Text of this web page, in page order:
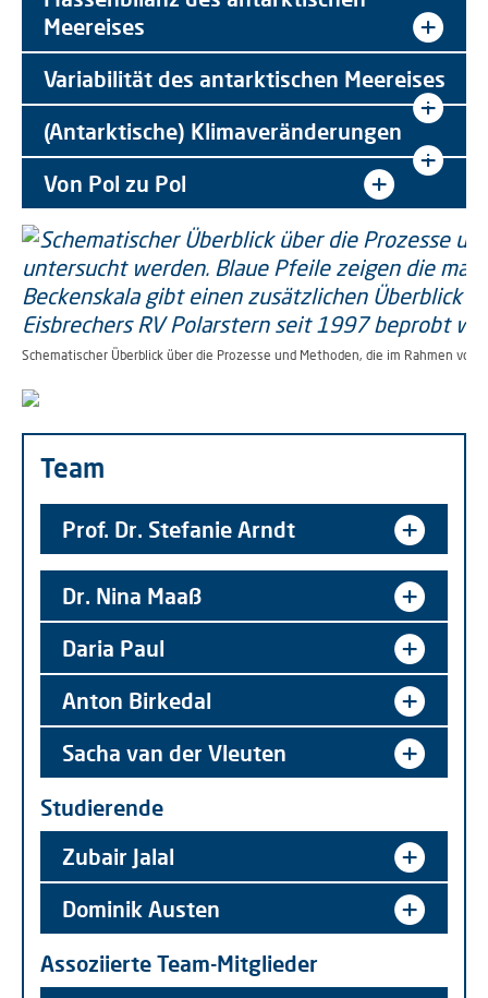
Meereises
Variabilität des antarktischen Meereises
(Antarktische) Klimaveränderungen
Von Pol zu Pol
Schematischer Überblick über die Prozesse und Methoden, die im Rahmen
Team
Prof. Dr. Stefanie Arndt
Dr. Nina Maaß
Daria Paul
Anton Birkedal
Sacha van der Vleuten
Studierende
Zubair Jalal
Dominik Austen
Assoziierte Team-Mitglieder